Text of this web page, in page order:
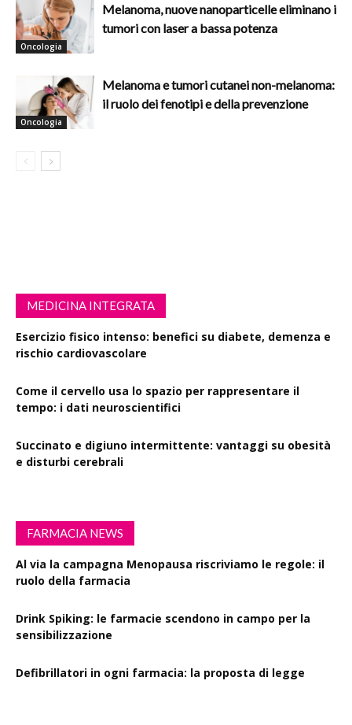
Oncologia
Melanoma, nuove nanoparticelle eliminano i
tumori con laser a bassa potenza
Oncologia
Melanoma e tumori cutanei non-melanoma:
il ruolo dei fenotipi e della prevenzione
MEDICINA INTEGRATA
Esercizio fisico intenso: benefici su diabete, demenza e
rischio cardiovascolare
Come il cervello usa lo spazio per rappresentare il
tempo: i dati neuroscientifici
Succinato e digiuno intermittente: vantaggi su obesità
e disturbi cerebrali
FARMACIA NEWS
Al via la campagna Menopausa riscriviamo le regole: il
ruolo della farmacia
Drink Spiking: le farmacie scendono in campo per la
sensibilizzazione
Defibrillatori in ogni farmacia: la proposta di legge